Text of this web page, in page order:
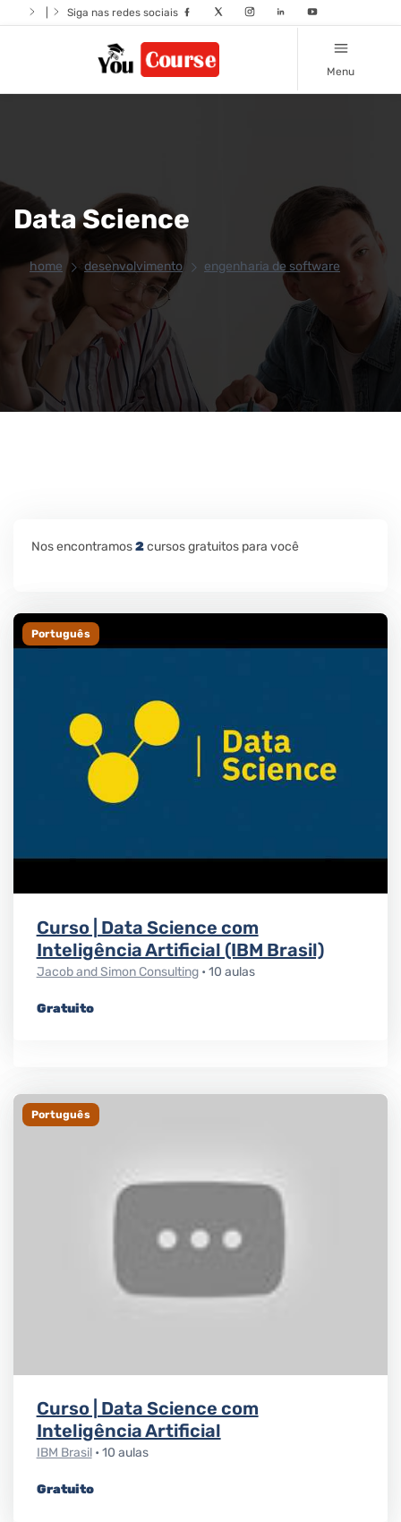
Siga nas redes sociais
Menu
Data Science
home desenvolvimento engenharia de software
Nos encontramos2cursos gratuitos para você
Português
Curso | Data Science com
Inteligência Artificial (IBM Brasil)
Jacob and Simon Consulting • 10 aulas
Gratuito
Português
Curso | Data Science com
Inteligência Artificial
IBM Brasil • 10 aulas
Gratuito